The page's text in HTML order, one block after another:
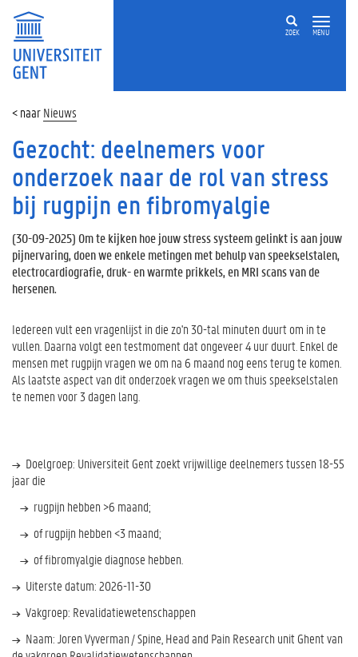
ZOEK MENU
Nieuws
Gezocht: deelnemers voor
onderzoek naar de rol van stress
bij rugpijn en fibromyalgie
(30-09-2025) Om te kijken hoe jouw stress systeem gelinkt is aan jouw
pijnervaring, doen we enkele metingen met behulp van speekselstalen,
electrocardiografie, druk- en warmte prikkels, en MRI scans van de
hersenen.
Iedereen vult een vragenlijst in die zo'n 30-tal minuten duurt om in te
vullen. Daarna volgt een testmoment dat ongeveer 4 uur duurt. Enkel de
mensen met rugpijn vragen we om na 6 maand nog eens terug te komen.
Als laatste aspect van dit onderzoek vragen we om thuis speekselstalen
te nemen voor 3 dagen lang.
Doelgroep: Universiteit Gent zoekt vrijwillige deelnemers tussen 18-55
jaar die
rugpijn hebben >6 maand;
of rugpijn hebben <3 maand;
of fibromyalgie diagnose hebben.
Uiterste datum: 2026-11-30
Vakgroep: Revalidatiewetenschappen
Naam: Joren Vyverman / Spine, Head and Pain Research unit Ghent van